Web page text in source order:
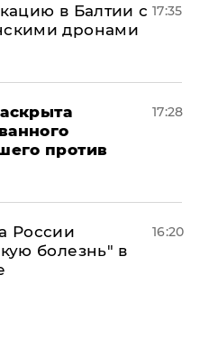
в Балтии с
дронами
17:35
против
17:28
России
болезнь" в
16:20